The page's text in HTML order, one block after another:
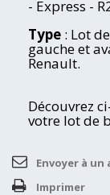
- Express -
Type : Lot
gauche et
Renault.
Découvrez
votre lot de
Envoyer à un
Imprimer